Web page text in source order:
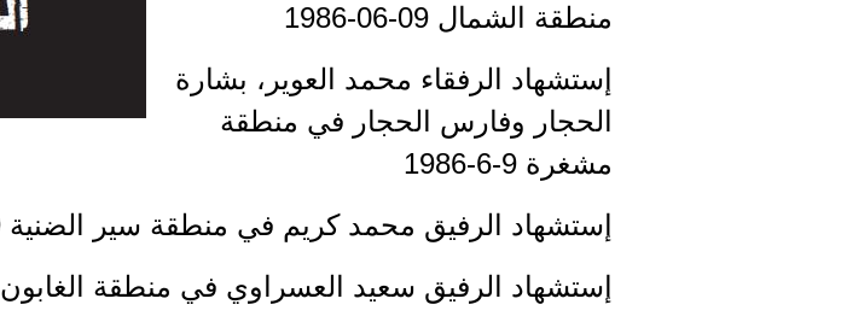
منطقة الشمال 09-06-1986
إستشهاد الرفقاء محمد العوير، بشارة
الحجار وفارس الحجار في منطقة
مشغرة 9-6-1986
إستشهاد الرفيق محمد كريم في منطقة سير الضنية 9-6-1986
إستشهاد الرفيق سعيد العسراوي في منطقة الغابون 9-6-1989